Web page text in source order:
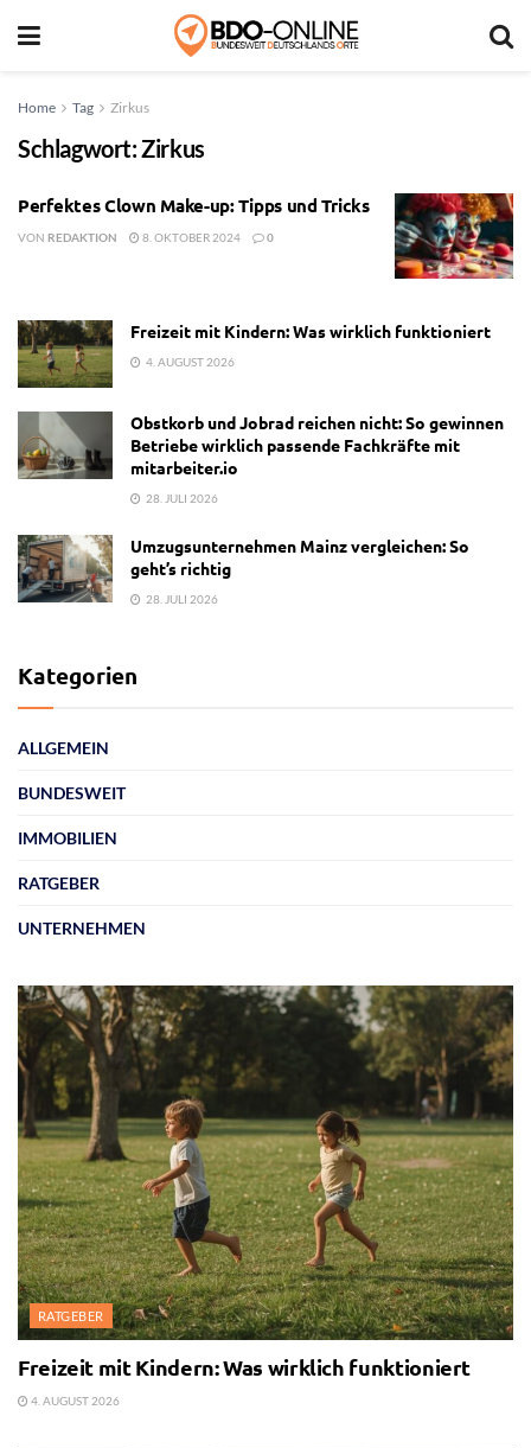
Home Tag Zirkus
Schlagwort:Zirkus
Perfektes Clown Make-up: Tipps und Tricks
VON REDAKTION 8. OKTOBER 2024 0
Freizeit mit Kindern: Was wirklich funktioniert
4. AUGUST 2026
Obstkorb und Jobrad reichen nicht: So gewinnen
Betriebe wirklich passende Fachkräfte mit
mitarbeiter.io
28. JULI 2026
Umzugsunternehmen Mainz vergleichen: So
geht’s richtig
28. JULI 2026
Kategorien
ALLGEMEIN
BUNDESWEIT
IMMOBILIEN
RATGEBER
UNTERNEHMEN
RATGEBER
Freizeit mit Kindern: Was wirklich funktioniert
4. AUGUST 2026